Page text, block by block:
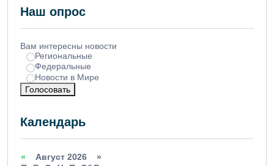
Наш опрос
Вам интересны новости
Региональные
Федеральные
Новости в Мире
Голосовать
Календарь
« Август 2026 »